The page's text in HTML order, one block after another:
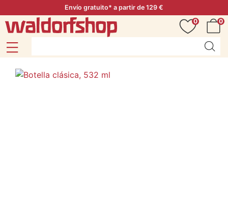
Envío gratuito* a partir de 129 €
0
0